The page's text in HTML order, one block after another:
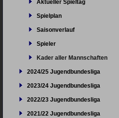
Aktueller Spieltag
Spielplan
Saisonverlauf
Spieler
Kader aller Mannschaften
2024/25 Jugendbundesliga
2023/24 Jugendbundesliga
2022/23 Jugendbundesliga
2021/22 Jugendbundesliga